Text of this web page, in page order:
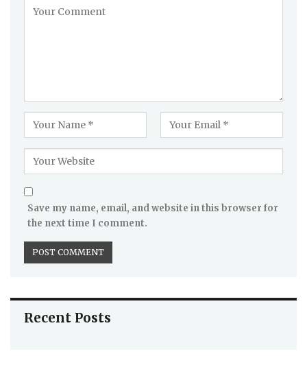
Save my name, email, and website in this browser for
the next time I comment.
Recent Posts